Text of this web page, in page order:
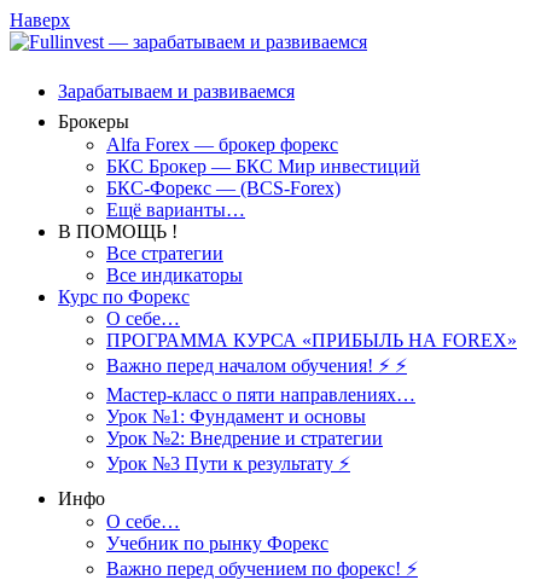
Наверх
Зарабатываем и развиваемся
Брокеры
Alfa Forex — брокер форекс
БКС Брокер — БКС Мир инвестиций
БКС-Форекс — (BCS-Forex)
Ещё варианты…
В ПОМОЩЬ !
Все стратегии
Все индикаторы
Курс по Форекс
О себе…
ПРОГРАММА КУРСА «ПРИБЫЛЬ НА FOREX»
Важно перед началом обучения! ⚡ ⚡
Мастер-класс о пяти направлениях…
Урок №1: Фундамент и основы
Урок №2: Внедрение и стратегии
Урок №3 Пути к результату ⚡️
Инфо
О себе…
Учебник по рынку Форекс
Важно перед обучением по форекс! ⚡